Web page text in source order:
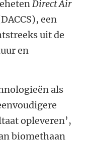
Direct Air
een
uit de
en
als
opleveren’,
biomethaan